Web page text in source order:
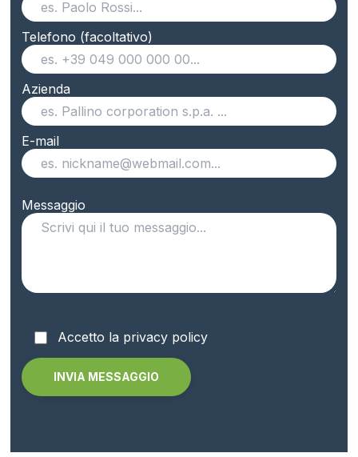
Telefono (facoltativo)
Azienda
E-mail
Messaggio
Accetto la privacy policy